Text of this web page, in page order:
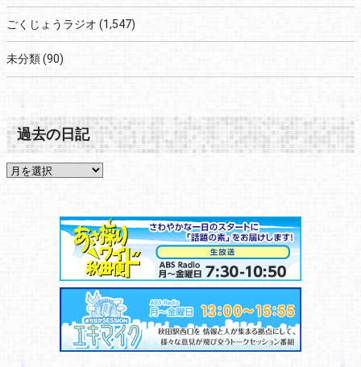
ごくじょうラジオ (1,547)
未分類(90)
過去の日記